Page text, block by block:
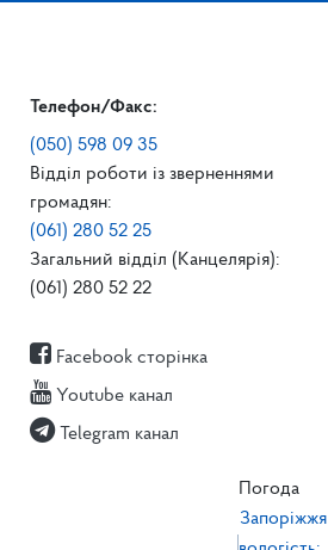
Телефон/Факс:
(050) 598 09 35
Відділ роботи із зверненнями
громадян:
(061) 280 52 25
Загальний відділ (Канцелярія):
(061) 280 52 22
Facebook сторінка
Youtube канал
Telegram канал
Погода
Запоріжжя